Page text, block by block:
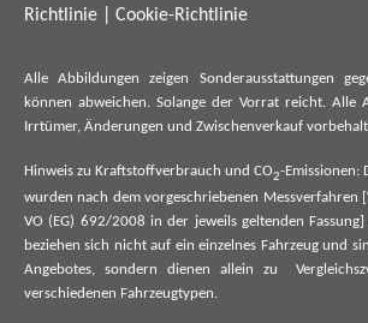
Richtlinie
Cookie-Richtlinie
Alle Abbildungen zeigen Sonderausstattungen
können abweichen. Solange der Vorrat reicht. Alle
Irrtümer, Änderungen und Zwischenverkauf
Hinweis zu Kraftstoffverbrauch und CO2-Emissionen:
wurden nach dem vorgeschriebenen Messverfahren
VO (EG) 692/2008 in der jeweils geltenden
beziehen sich nicht auf ein einzelnes Fahrzeug und
Angebotes, sondern dienen allein zu
verschiedenen Fahrzeugtypen.